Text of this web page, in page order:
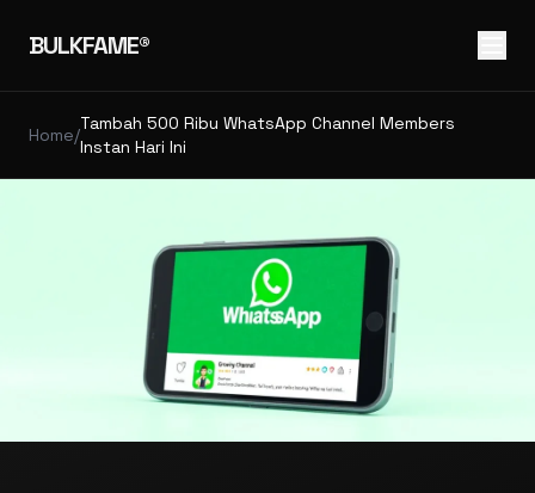
BULKFAME®
Home/
Tambah 500 Ribu WhatsApp Channel Members
Instan Hari Ini